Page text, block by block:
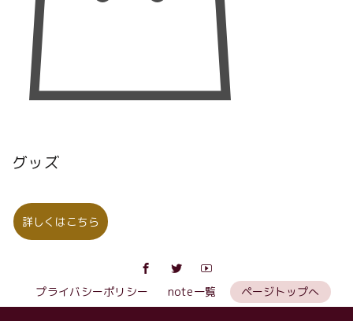
グッズ
詳しくはこちら
プライバシーポリシー note一覧 ページトップへ